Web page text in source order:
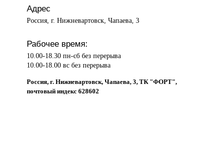
Адрес
Россия, г. Нижневартовск, Чапаева, 3
Рабочее время:
10.00-18.30 пн-сб без перерыва
10.00-18.00 вс без перерыва
Россия, г. Нижневартовск, Чапаева, 3, ТК "ФОРТ",
почтовый индекс 628602